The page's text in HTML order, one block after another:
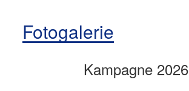
Fotogalerie
Kampagne 2026